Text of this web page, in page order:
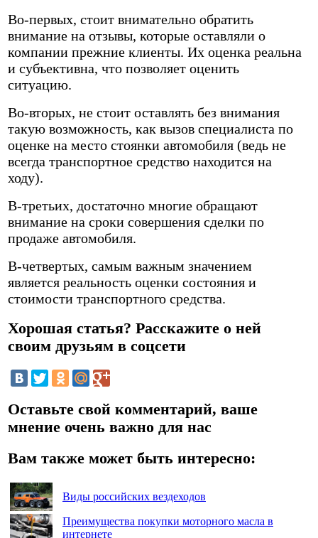
Во-первых, стоит внимательно обратить
внимание на отзывы, которые оставляли о
компании прежние клиенты. Их оценка реальна
и субъективна, что позволяет оценить
ситуацию.
Во-вторых, не стоит оставлять без внимания
такую возможность, как вызов специалиста по
оценке на место стоянки автомобиля (ведь не
всегда транспортное средство находится на
ходу).
В-третьих, достаточно многие обращают
внимание на сроки совершения сделки по
продаже автомобиля.
В-четвертых, самым важным значением
является реальность оценки состояния и
стоимости транспортного средства.
Хорошая статья? Расскажите о ней
своим друзьям в соцсети
Оставьте свой комментарий, ваше
мнение очень важно для нас
Вам также может быть интересно:
Виды российских вездеходов
Преимущества покупки моторного масла в
интернете